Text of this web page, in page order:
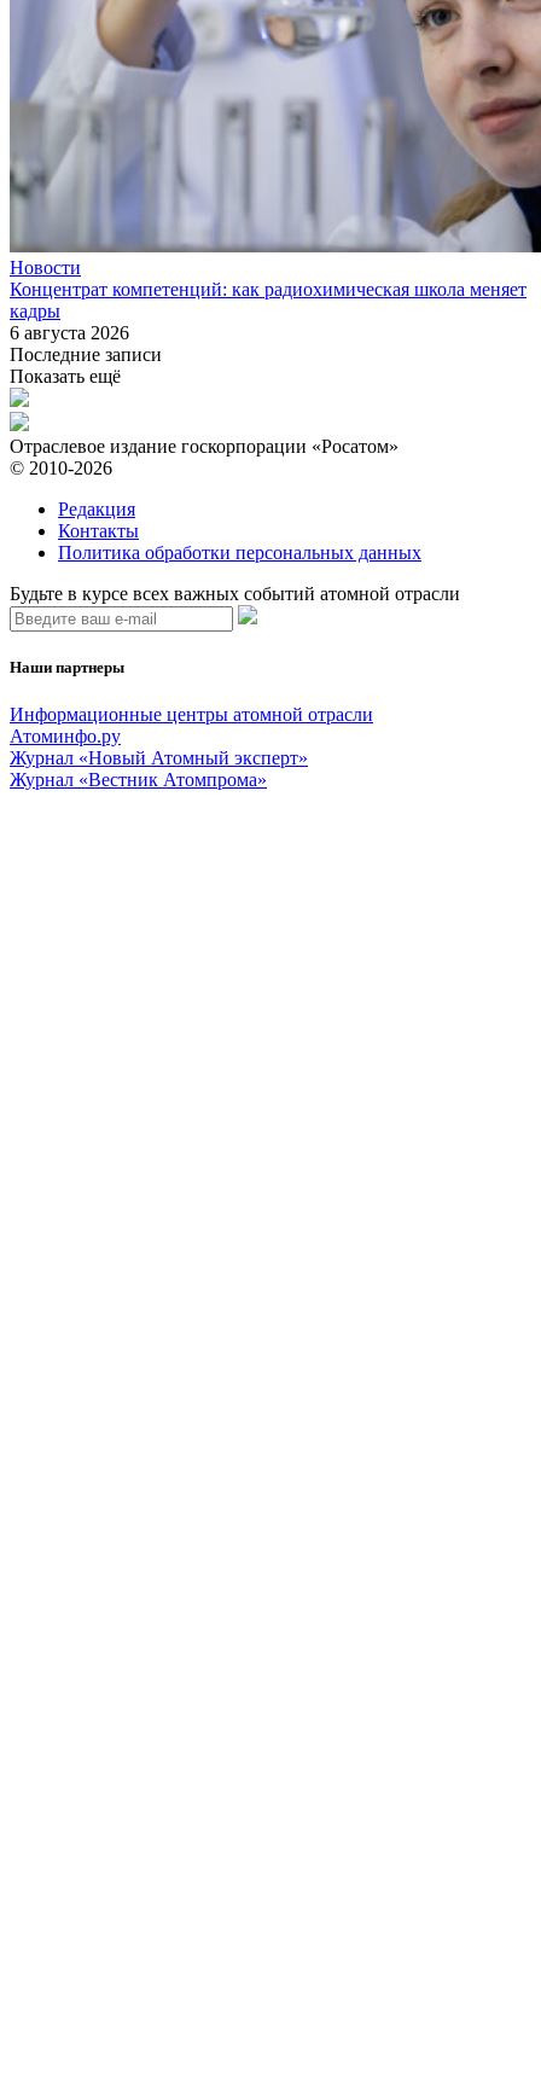
Новости
Концентрат компетенций: как радиохимическая школа меняет
кадры
6 августа 2026
Последние записи
Показать ещё
Отраслевое издание госкорпорации «Росатом»
© 2010-2026
Редакция
Контакты
Политика обработки персональных данных
Будьте в курсе всех важных событий атомной отрасли
Наши партнеры
Информационные центры атомной отрасли
Атоминфо.ру
Журнал «Новый Атомный эксперт»
Журнал «Вестник Атомпрома»